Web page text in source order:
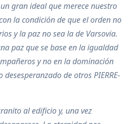
gran ideal que merece nuestro
la condición de que el orden no
y la paz no sea la de Varsovia.
paz que se base en la igualdad
y no en la dominación
de otros PIERRE-
al edificio y, una vez